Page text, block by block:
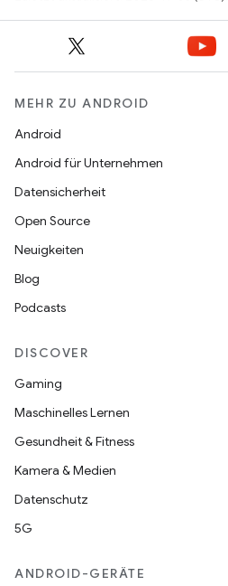
MEHR ZU ANDROID
Android
Android für Unternehmen
Datensicherheit
Open Source
Neuigkeiten
Blog
Podcasts
DISCOVER
Gaming
Maschinelles Lernen
Gesundheit & Fitness
Kamera & Medien
Datenschutz
5G
ANDROID-GERÄTE